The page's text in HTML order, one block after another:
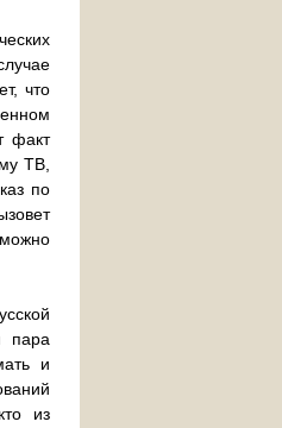
что
факт
ТВ,
по
пара
и
из